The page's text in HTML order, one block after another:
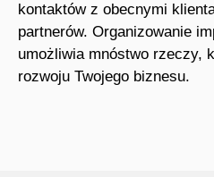
kontaktów z obecnymi
partnerów. Organizowanie
umożliwia mnóstwo rzeczy,
rozwoju Twojego biznesu.